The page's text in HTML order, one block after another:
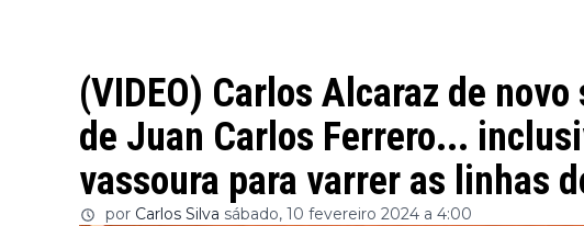
(VIDEO) Carlos Alcaraz de
de Juan Carlos Ferrero...
vassoura para varrer as linhas
por Carlos Silva sábado, 10 fevereiro 2024 a 4:00